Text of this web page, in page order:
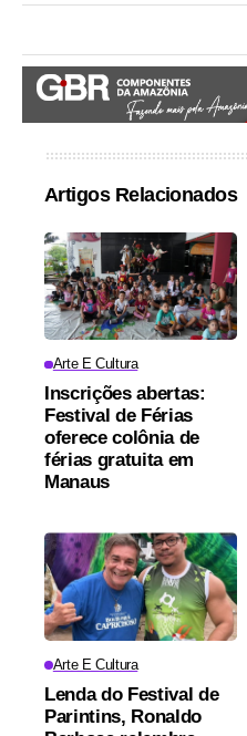
Artigos Relacionados
Arte E Cultura
Inscrições abertas:
Festival de Férias
oferece colônia de
férias gratuita em
Manaus
Arte E Cultura
Lenda do Festival de
Parintins, Ronaldo